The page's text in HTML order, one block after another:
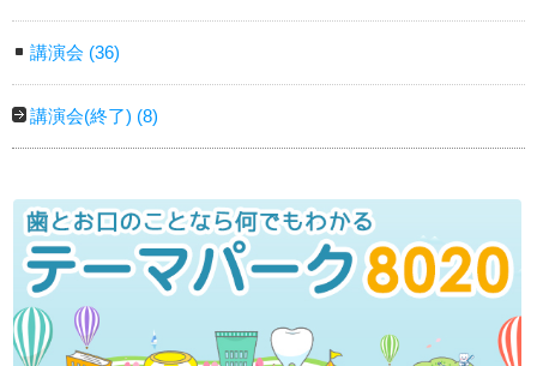
講演会 (36)
講演会(終了) (8)